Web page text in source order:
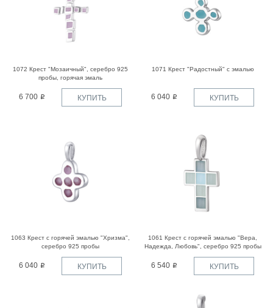
1072 Крест "Мозаичный", серебро 925
пробы, горячая эмаль
6 700 КУПИТЬ
1071 Крест "Радостный" с эмалью
6 040 КУПИТЬ
1063 Крест с горячей эмалью "Хризма",
серебро 925 пробы
6 040 КУПИТЬ
1061 Крест с горячей эмалью "Вера,
Надежда, Любовь", серебро 925 пробы
6 540 КУПИТЬ